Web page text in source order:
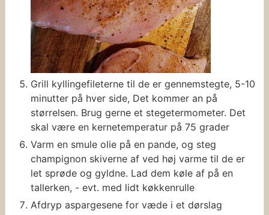
Grill kyllingefileterne til de er gennemstegte, 5-10
minutter på hver side, Det kommer an på
størrelsen. Brug gerne et stegetermometer. Det
skal være en kernetemperatur på 75 grader
Varm en smule olie på en pande, og steg
champignon skiverne af ved høj varme til de er
let sprøde og gyldne. Lad dem køle af på en
tallerken, - evt. med lidt køkkenrulle
Afdryp aspargesene for væde i et dørslag